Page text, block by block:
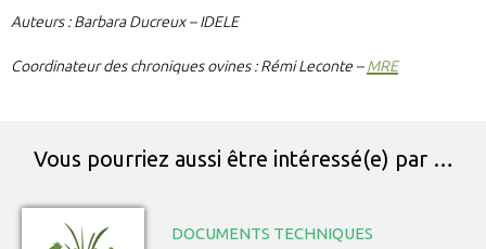
Auteurs : Barbara Ducreux – IDELE
Coordinateur des chroniques ovines : Rémi Leconte –MRE
Vous pourriez aussi être intéressé(e) par …
DOCUMENTS TECHNIQUES